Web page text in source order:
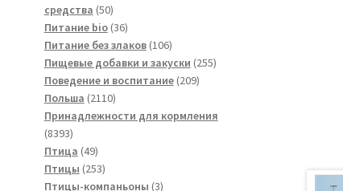
средства 5050
товаров
Питание bio 3636
товаров
Питание без злаков 106106
товаров
Пищевые добавки и закуски 255255
Поведение и воспитание 209209
Польша 21102110
товаров
Принадлежности для кормления
83938393
товара
Птица 4949
товаров
Птицы 253253
товара
Птицы-компаньоны 33